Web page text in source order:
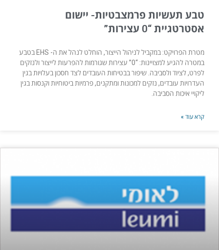
טבע תעשיות פרמצבטיות- יישום
אסטרטגיית “0 עצירות”
מטרת הפרויקט: במקביל לניהול הייצור, הוחלט לנהל את ה- EHS בטבע
במטרה להגיע למצויינות: “0” עצירות שגורמות להפרעות לייצור ולנזקים
לפרט, לציוד ולסביבה. שיפור בבטיחות העובדים לצד חסכון בעלויות בגין
העדרויות עובדים, נזקים למכונות ומתקנים, פרמיות ביטוחיות וקנסות בגין
ליקויי איכות הסביבה.
קרא עוד »